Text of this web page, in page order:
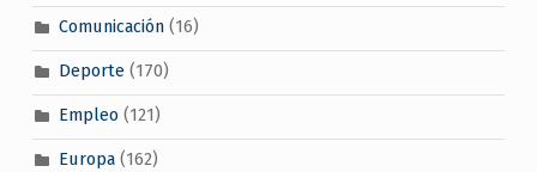
Comunicación(16)
Deporte(170)
Empleo (121)
Europa(162)